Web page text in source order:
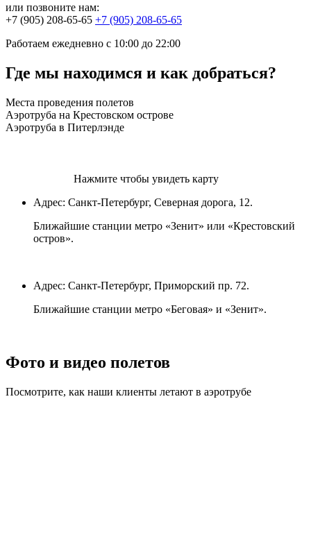
или позвоните нам:
+7 (905) 208-65-65 +7 (905) 208-65-65
Работаем ежедневно с 10:00 до 22:00
Где мы находимся и как добраться?
Места проведения полетов
Аэротруба на Крестовском острове
Аэротруба в Питерлэнде
Нажмите чтобы увидеть карту
Адрес: Санкт-Петербург, Северная дорога, 12.
Ближайшие станции метро «Зенит» или «Крестовский
остров».
Адрес: Санкт-Петербург, Приморский пр. 72.
Ближайшие станции метро «Беговая» и «Зенит».
Фото и видео полетов
Посмотрите, как наши клиенты летают в аэротрубе